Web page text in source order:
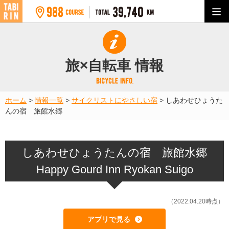
旅×自転車 情報
ホーム >情報一覧 > サイクリストにやさしい宿 > しあわせひょうた
んの宿 旅館水郷
しあわせひょうたんの宿 旅館水郷
Happy Gourd Inn Ryokan Suigo
（2022.04.20時点）
アプリで見る